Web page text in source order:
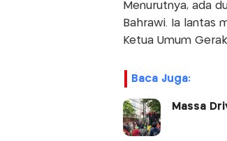
Menurutnya, ada
Bahrawi. Ia lantas
Ketua Umum
Baca Juga:
Massa